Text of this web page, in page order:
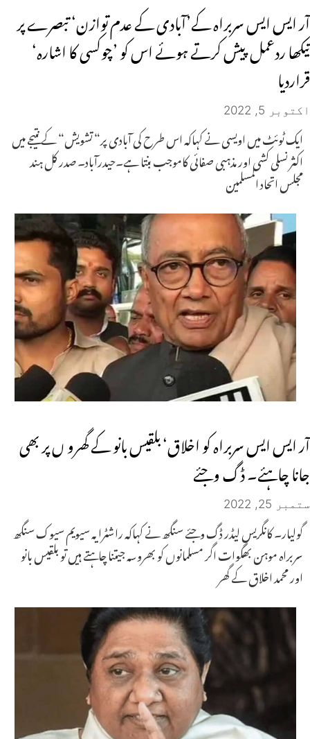
آر ایس ایس سربراہ کے’آبادی کے عدم توازن‘ تبصرے پر
تیکھا ردعمل پیش کرتے ہوئے اس کو ’چوکسی کا اشارہ‘
قراردیا
اکتوبر 5, 2022
ایک ٹوئٹ میں اویسی نے کہاکہ اس طرح کی آبادی پر“ تشویش“ کے نتیجے میں
اکثر نسلی کشی اور مذہبی صفائی کاموجب بنتا ہے۔حیدرآباد۔ صدر کل ہند
مجلس اتحاد المسلمین
آر ایس ایس سربراہ کو اخلاق‘ بلقیس بانو کے گھرو ں پر بھی
جانا چاہئے۔ ڈگ وجئے
ستمبر 25, 2022
گولیار۔ کانگریس لیڈر ڈگ وجئے سنگھ نے کہاکہ راشٹرایہ سیویم سیوک سنگھ
سربراہ موہن بھگوات اگر مسلمانوں کو بھروسہ جیتنا چاہتے ہیں تو بلقیس بانو
اور محمد اخلاق کے گھر